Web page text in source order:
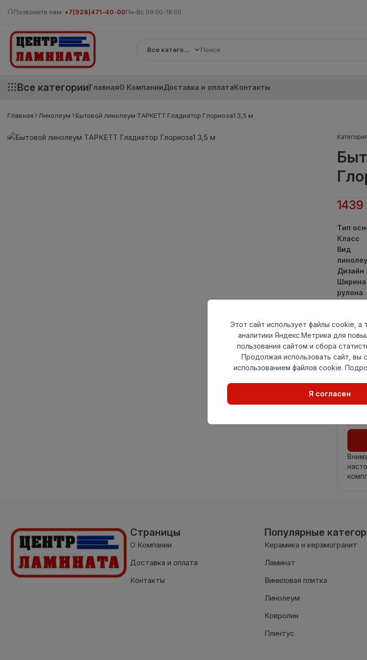
Позвоните нам: +7(928)471-40-00Пн-Вс 09:00-18:00
Все категории
Все категорииГлавнаяО КомпанииДоставка и оплатаКонтакты
Главная Линолеум Бытовой линолеум ТАРКЕТТ Гладиатор Глориоза1 3,5 м
Тип
Класс
Вид
Дизайн
Ширина
рулона
слоя
Страна
Страницы
О Компании
Доставка и оплата
Контакты
Популярные
Керамика и керамогранит
Ламинат
Виниловая плитка
Линолеум
Ковролин
Плинтус
Этот сайт использует файлы cookie, а
аналитики Яндекс.Метрика для
пользования сайтом и сбора
Продолжая использовать сайт, вы
использованием файлов cookie.
Я согласен